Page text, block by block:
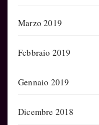
Marzo 2019
Febbraio 2019
Gennaio 2019
Dicembre 2018